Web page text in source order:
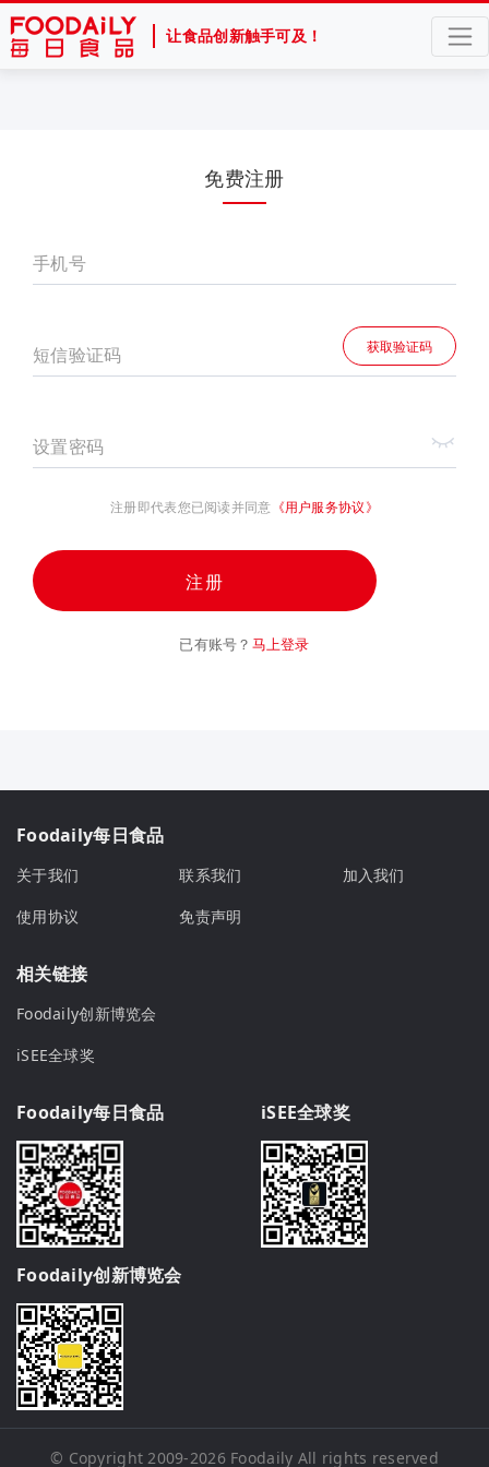
让食品创新触手可及！
免费注册
手机号
短信验证码 获取验证码
设置密码
注册即代表您已阅读并同意 《用户服务协议》
注册
已有账号？ 马上登录
Foodaily每日食品
关于我们 联系我们
加入我们
使用协议
免责声明
相关链接
Foodaily创新博览会
iSEE全球奖
Foodaily每日食品 iSEE全球奖
Foodaily创新博览会
© Copyright 2009-2026 Foodaily All rights reserved